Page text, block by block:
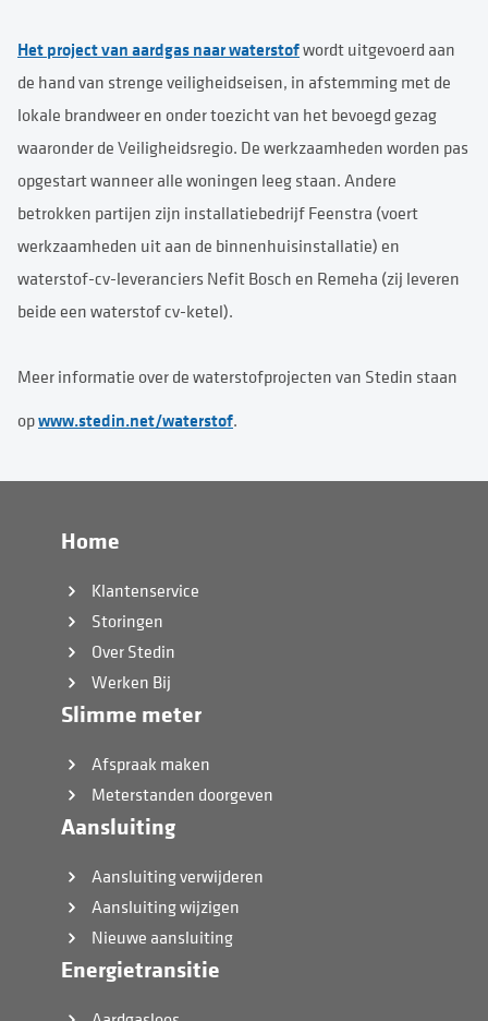
Het project van aardgas naar waterstofwordt uitgevoerd aan
de hand van strenge veiligheidseisen, in afstemming met de
lokale brandweer en onder toezicht van het bevoegd gezag
waaronder de Veiligheidsregio. De werkzaamheden worden pas
opgestart wanneer alle woningen leeg staan. Andere
betrokken partijen zijn installatiebedrijf Feenstra (voert
werkzaamheden uit aan de binnenhuisinstallatie) en
waterstof-cv-leveranciers Nefit Bosch en Remeha (zij leveren
beide een waterstof cv-ketel).
Meer informatie over de waterstofprojecten van Stedin staan
opwww.stedin.net/waterstof.
Home
Klantenservice
Storingen
Over Stedin
Werken Bij
Slimme meter
Afspraak maken
Meterstanden doorgeven
Aansluiting
Aansluiting verwijderen
Aansluiting wijzigen
Nieuwe aansluiting
Energietransitie